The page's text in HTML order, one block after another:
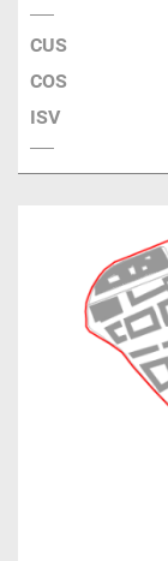
CUS
COS
ISV